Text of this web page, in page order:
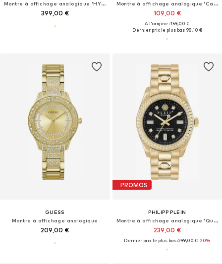
Montre à affichage analogique 'HYPERBOLA'
399,00 €
Montre à affichage analogique 'Carlie Mini'
109,00 €
À l'origine : 159,00 €
Dernier prix le plus bas :98,10 €
GUESS
Montre à affichage analogique
209,00 €
PROMOS
PHILIPP PLEIN
Montre à affichage analogique 'Queen'
239,00 €
Dernier prix le plus bas :299,00 €-20%